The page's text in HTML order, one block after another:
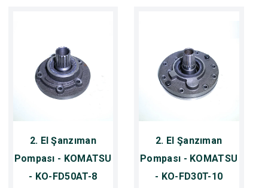
2. El Şanzıman
Pompası - KOMATSU
- KO-FD50AT-8
2. El Şanzıman
Pompası - KOMATSU
- KO-FD30T-10